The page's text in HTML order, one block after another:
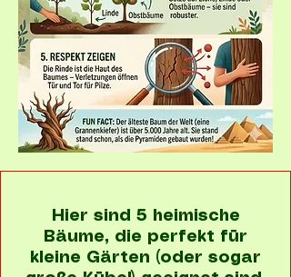
Hier sind 5 heimische
Bäume, die perfekt für
kleine Gärten (oder sogar